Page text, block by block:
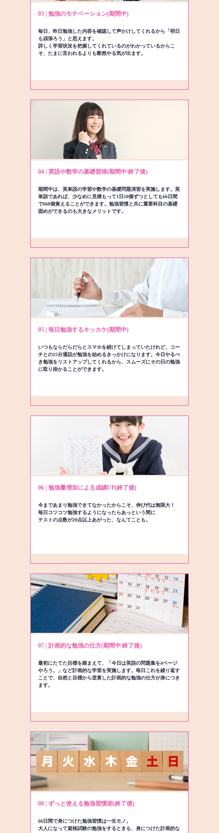
03 | 勉強のモチベーション(期間中)
毎日、昨日勉強した内容を確認して声かけしてくれるから「明日
も頑張ろう」と思えます。
詳しく学習状況を把握してくれているのがわかっているからこ
そ、たまに言われるよりも断然やる気が出ます。
04 | 英語や数学の基礎習得(期間中/終了後)
期間中は、英単語の学習や数学の基礎問題演習を実施します。英
単語であれば、少なめに見積もって1日10個ずつとしても66日間
で660個覚えることができます。勉強習慣と共に重要科目の基礎
固めができるのも大きなメリットです。
05 | 毎日勉強するキッカケ(期間中)
いつもならだらだらとスマホを続けてしまっていたけれど、コー
チとの15分通話が勉強を始めるきっかけになります。今日やるべ
き勉強をリストアップしてくれるから、スムーズにその日の勉強
に取り掛かることができます。
06 | 勉強量増加による成績UP(終了後)
今まであまり勉強できてなかったからこそ、伸び代は無限大！
毎日コツコツ勉強するようになったらあっという間に
テストの点数が20点以上あがった、なんてことも。
07 | 計画的な勉強の仕方(期間中/終了後)
最初にたてた目標を踏まえて、「今日は英語の問題集を4ページ
やろう。」など計画的な学習を実施します。毎日これを繰り返す
ことで、自然と目標から逆算した計画的な勉強の仕方が身につき
ます。
08 | ずっと使える勉強習慣術(終了後)
66日間で身につけた勉強習慣は一生モノ。
大人になって資格試験の勉強をするときも、身につけた計画的な